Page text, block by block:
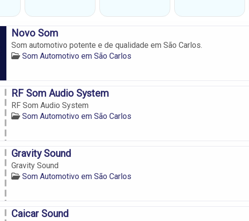
Novo Som
Som automotivo potente e de qualidade em São Carlos.
Som Automotivo em São Carlos
RF Som Audio System
RF Som Audio System
Som Automotivo em São Carlos
Gravity Sound
Gravity Sound
Som Automotivo em São Carlos
Caicar Sound